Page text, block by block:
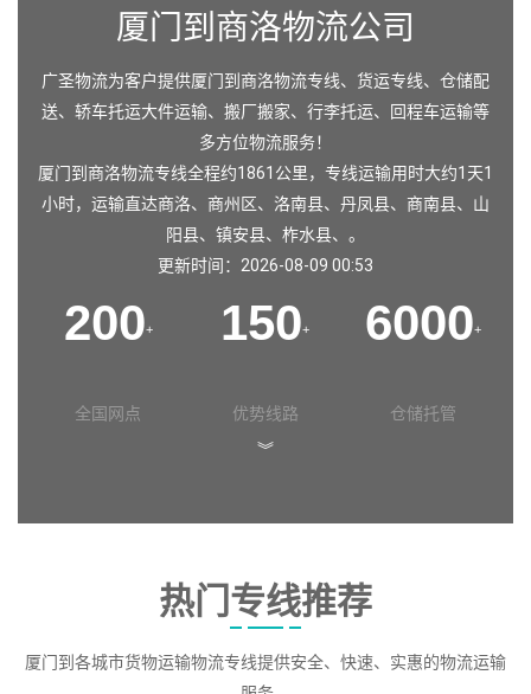
厦门到商洛物流公司
广圣物流为客户提供厦门到商洛物流专线、货运专线、仓储配
送、轿车托运大件运输、搬厂搬家、行李托运、回程车运输等
多方位物流服务！
厦门到商洛物流专线全程约1861公里，专线运输用时大约1天1
小时，运输直达商洛、 商州区、 洛南县、 丹凤县、 商南县、 山
阳县、 镇安县、 柞水县、。
更新时间：2026-08-09 00:53
200+
全国网点
150+
优势线路
6000+
仓储托管
︾
热门专线推荐
厦门到各城市货物运输物流专线提供安全、快速、实惠的物流运输